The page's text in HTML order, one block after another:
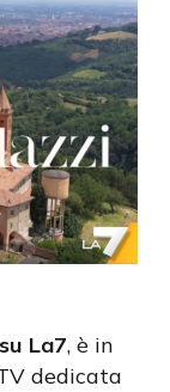
La7, è in
dedicata